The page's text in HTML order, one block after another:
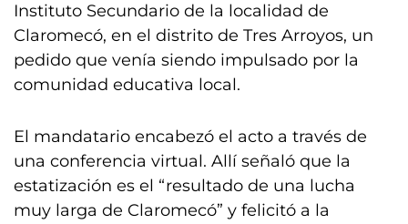
Instituto Secundario de la localidad de
Claromecó, en el distrito de Tres Arroyos, un
pedido que venía siendo impulsado por la
comunidad educativa local.
El mandatario encabezó el acto a través de
una conferencia virtual. Allí señaló que la
estatización es el “resultado de una lucha
muy larga de Claromecó” y felicitó a la